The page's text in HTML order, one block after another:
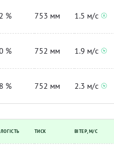
% 753 мм 1.5 м/с
% 752 мм 1.9 м/с
% 752 мм 2.3 м/с
ТИСК ВІТЕР, М/С